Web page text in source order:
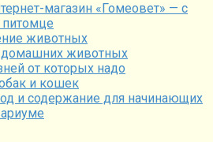
магазин «Гомеовет» — с
животных
домашних животных
от которых надо
и кошек
и содержание для начинающих